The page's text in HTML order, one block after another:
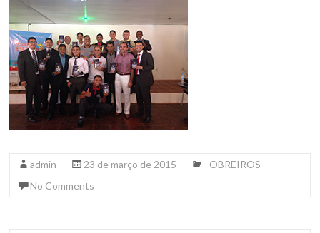
admin 23 de março de 2015
- OBREIROS -
No Comments